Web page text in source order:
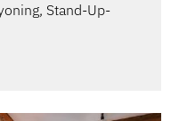
Stand-Up-